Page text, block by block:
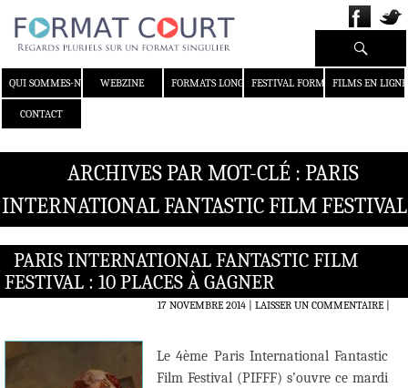
QUI SOMMES-NOUS ?WEBZINE FORMATS LONGS FESTIVAL FORMAT COURT
FILMS EN LIGNE
CONTACT
Recherche
ARCHIVES PAR MOT-CLÉ : PARIS
INTERNATIONAL FANTASTIC FILM FESTIVAL
PARIS INTERNATIONAL FANTASTIC FILM
FESTIVAL : 10 PLACES À GAGNER
17 NOVEMBRE 2014 LAISSER UN COMMENTAIRE|
Le 4ème Paris International Fantastic
Film Festival (PIFFF) s’ouvre ce mardi